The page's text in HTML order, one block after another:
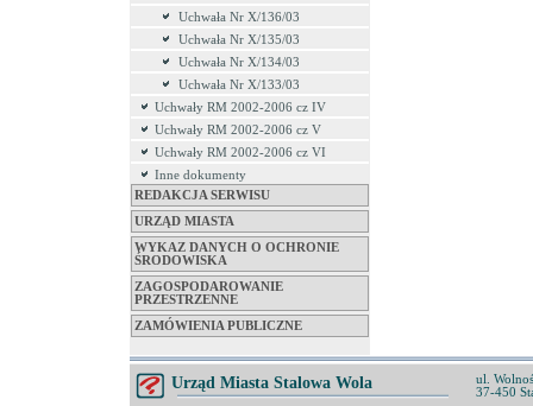
Uchwała Nr X/136/03
Uchwała Nr X/135/03
Uchwała Nr X/134/03
Uchwała Nr X/133/03
Uchwały RM 2002-2006 cz IV
Uchwały RM 2002-2006 cz V
Uchwały RM 2002-2006 cz VI
Inne dokumenty
REDAKCJA SERWISU
URZĄD MIASTA
WYKAZ DANYCH O OCHRONIE
ŚRODOWISKA
ZAGOSPODAROWANIE
PRZESTRZENNE
ZAMÓWIENIA PUBLICZNE
Urząd Miasta Stalowa Wola
ul.
37-450